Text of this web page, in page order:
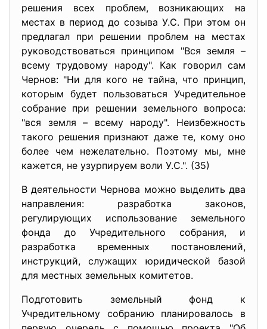
решения всех проблем, возникающих на
местах в период до созыва У.С. При этом он
предлагал при решении проблем на местах
руководствоваться принципом "Вся земля –
всему трудовому народу". Как говорил сам
Чернов: "Ни для кого не тайна, что принцип,
которым будет пользоваться Учредительное
собрание при решении земельного вопроса:
"вся земля – всему народу". Неизбежность
такого решения признают даже те, кому оно
более чем нежелательно. Поэтому мы, мне
кажется, не узурпируем воли У.С.". (35)
В деятельности Чернова можно выделить два
направления: разработка законов,
регулирующих использование земельного
фонда до Учредительного собрания, и
разработка временных постановлений,
инструкций, служащих юридической базой
для местных земельных комитетов.
Подготовить земельный фонд к
Учредительному собранию планировалось в